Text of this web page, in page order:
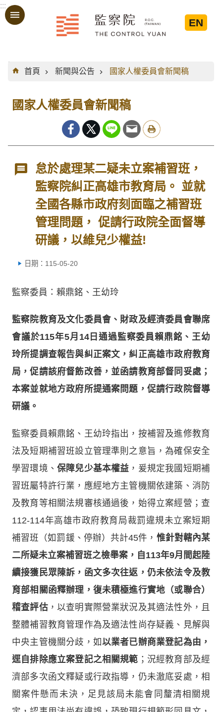
跳到主要內容區塊
:::
EN
:::
首頁
新聞與公告 國家人權委員會新聞稿
國家人權委員會新聞稿
怠於處理某二疑未立案補習班，
監察院糾正高雄市教育局。 並就
全國各縣市政府刻面臨之補習班
管理問題， 促請行政院全面督導
研議，以維兒少權益!
日期：115-05-20
監察委員：賴鼎銘、王幼玲
監察院教育及文化委員會、財政及經濟委員會聯席
會議於115年5月14日通過監察委員賴鼎銘、王幼
玲所提調查報告與糾正案文，糾正高雄市政府教育
局，促請該府督飭改善，並函請教育部督同妥處；
本案並就地方政府所提通案問題，促請行政院督導
研議。
監察委員賴鼎銘、王幼玲指出，按補習及進修教育
法及短期補習班設立管理準則之意旨，為確保安全
學習環境、 保障兒少基本權益 ，爰規定我國短期補
習班屬特許行業，應經地方主管機關依建築、消防
及教育等相關法規審核通過後，始得立案經營；查
112-114年高雄市政府教育局裁罰違規未立案短期
補習班（如罰鍰、停辦）共計45件， 惟針對轄內某
二所疑未立案補習班之檢舉案，自113年9月間起陸
續接獲民眾陳訴，函文多次往返，仍未依法令及教
育部相關函釋辦理，復未積極進行實地（或聯合）
稽查評估，以查明實際營業狀況及其適法性外，且
整體補習教育管理作為及適法性尚存疑義、見解與
中央主管機關分歧，如以業者已辦商業登記為由，
逕自排除應立案登記之相關規範 ；況經教育部及經
濟部多次函文釋疑或行政指導，仍未澈底妥處，相
關案件懸而未決，足見該局未能會同釐清相關規